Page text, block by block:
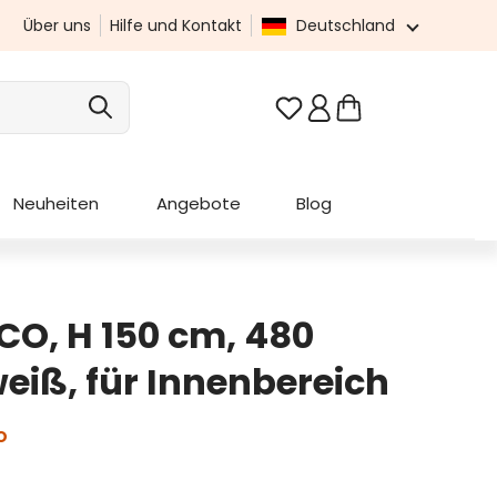
Über uns Hilfe und Kontakt Deutschland
Du hast 0 Produkte
Neuheiten Angebote Blog
H 150 cm, 480
für Innenbereich